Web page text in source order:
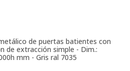
de puertas batientes con
de extracción simple - Dim.:
mm - Gris ral 7035